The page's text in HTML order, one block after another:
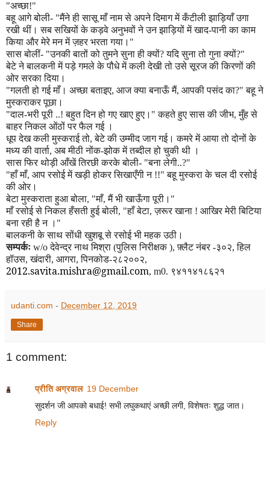
"अच्छा!"
बहू आगे बोली- "मैंने ही सासू माँ नाम से अपने दिमाग में कँटीली झाड़ियाँ उगा
रखी थीं। सब सखियों के कड़वे अनुभवों ने उन झाड़ियों में खाद-पानी का काम
किया और मेरे मन में ज़हर भरता गया। "
सास बोलीं- "उनकी बातों को तुमने सुना ही क्यों?यदि सुना तो गुना क्यों?"
बेटे ने बालकनी में पड़े गमले के पौधे में कली देखी तो उसे सूरज की किरणों की
ओर सरका दिया।
"गलती हो गई माँ। अच्छा बताइए, आज क्या बनाऊँ मैं, आपकी पसंद का?"बहू ने
मुस्कराकर पूछा।
"दाल-भरी पूरी ..! बहुत दिन हो गए खाए हुए। "कहते हुए सास की जीभ,मुँह से
बाहर निकल ओंठों पर फैल गई ।
धूप देख कली मुस्कराई तो,बेटे की उम्मीद जाग गई। कमरे में आया तो दोनों के
मध्य की वार्ता, अब मीठी नोंक-झोक में तब्दील हो चुकी थी ।
सास फिर थोड़ी आँखें तिरछी करके बोली- "बना लेगी..?"
"हाँ माँ, आप रसोई में खड़ी होकर सिखाएँगी न !!"बहू मुस्करा के चल दी रसोई
की ओर।
बेटा मुस्कराता हुआ बोला, "माँ,मैं भी खाऊँगा पूरी। "
माँ रसोई से निकल हँसती हुई बोली, "हाँ बेटा,ज़रूर खाना ! आखिर मेरी बिटिया
बना रही है न । "
बालकनी के साथ सोंधी खुशबू से रसोई भी महक उठी।
सम्पर्कः w/oदेवेन्द्र नाथ मिश्रा (पुलिस निरीक्षक ),फ़्लैट नंबर -३०२,हिल
हॉउस, खंदारी, आगरा, पिनकोड-२८२००२,
2012.savita.mishra@gmail.com, m0. ९४११४१८६२१
udanti.com - December 12, 2019
Share
1 comment:
प्रीति अग्रवाल 19 December
सुदर्शन जी आपको बधाई! सभी लघुकथाएं अच्छी लगी, विशेषतः शुद्ध जात।
Reply